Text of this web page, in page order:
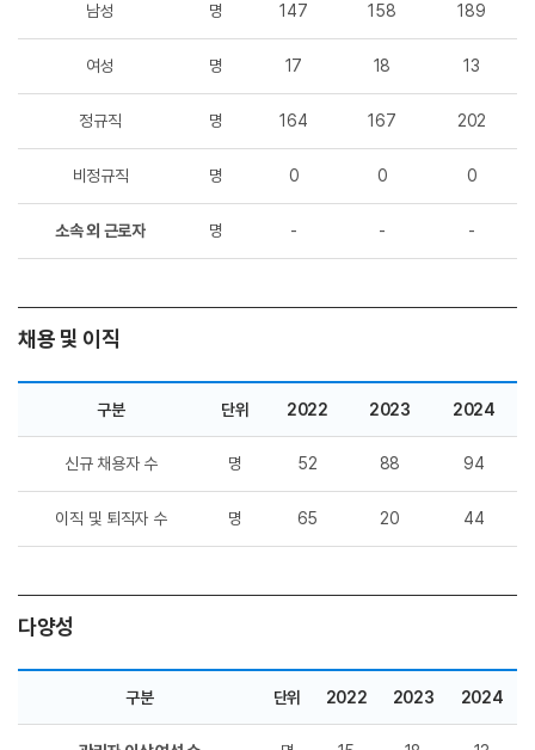
남성 명 147 158 189
여성 명 17 18 13
정규직 명 164 167 202
비정규직 명 0 0 0
소속 외 근로자 명 - - -
채용 및 이직
구분 단위 2022 2023 2024
신규 채용자 수 명 52 88 94
이직 및 퇴직자 수 명 65 20 44
다양성
구분 단위 2022 2023 2024